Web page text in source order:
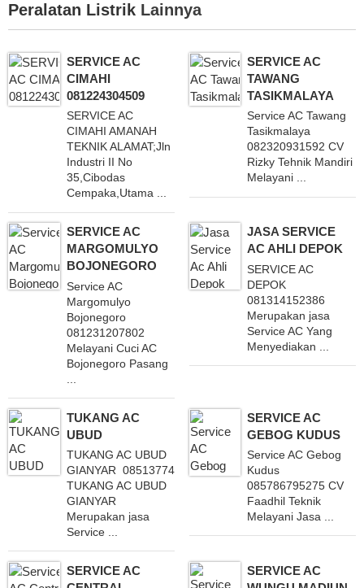
Peralatan Listrik Lainnya
SERVICE AC
CIMAHI
081224304509
SERVICE AC
CIMAHI AMANAH
TEKNIK ALAMAT;Jln
Industri II No
35,Cibodas
Cempaka,Utama ...
SERVICE AC
TAWANG
TASIKMALAYA
Service AC Tawang
Tasikmalaya
082320931592 CV
Rizky Tehnik Mandiri
Melayani ...
SERVICE AC
MARGOMULYO
BOJONEGORO
Service AC
Margomulyo
Bojonegoro
081231207802
Melayani Cuci AC
Bojonegoro Pasang
JASA SERVICE
AC AHLI DEPOK
SERVICE AC
DEPOK
081314152386
Merupakan jasa
Service AC Yang
Menyediakan ...
TUKANG AC
UBUD
TUKANG AC UBUD
GIANYAR 085137749794
TUKANG AC UBUD
GIANYAR
Merupakan jasa
Service ...
SERVICE AC
GEBOG KUDUS
Service AC Gebog
Kudus
085786795275 CV
Faadhil Teknik
Melayani Jasa ...
SERVICE AC
SERVICE AC